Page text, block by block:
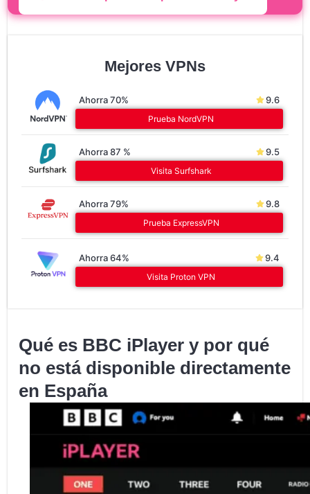
Mejores VPNs
Ahorra 70% 9.6
Prueba NordVPN
Ahorra 87 % 9.5
Visita Surfshark
Ahorra 79% 9.8
Prueba ExpressVPN
Ahorra 64% 9.4
Visita Proton VPN
Qué es BBC iPlayer y por qué
no está disponible directamente
en España